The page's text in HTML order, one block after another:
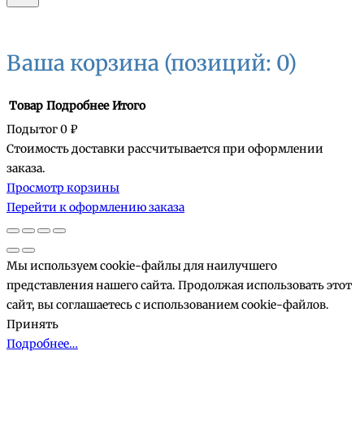
Ваша корзина (позиций: 0)
Товары
в
корзине
Товар Подробнее Итого
Подытог0 ₽
Стоимость доставки рассчитывается при оформлении
заказа.
Просмотр корзины
Перейти к оформлению заказа
Мы используем cookie-файлы для наилучшего
представления нашего сайта. Продолжая использовать этот
сайт, вы соглашаетесь с использованием cookie-файлов.
Принять
Подробнее…